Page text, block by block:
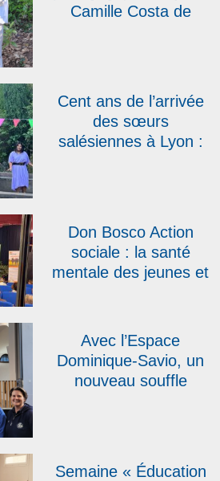
Camille Costa de
Cent ans de l’arrivée
des sœurs
salésiennes à Lyon :
Don Bosco Action
sociale : la santé
mentale des jeunes et
quatrièmes assises
Avec l’Espace
Dominique-Savio, un
nouveau souffle
Semaine « Éducation